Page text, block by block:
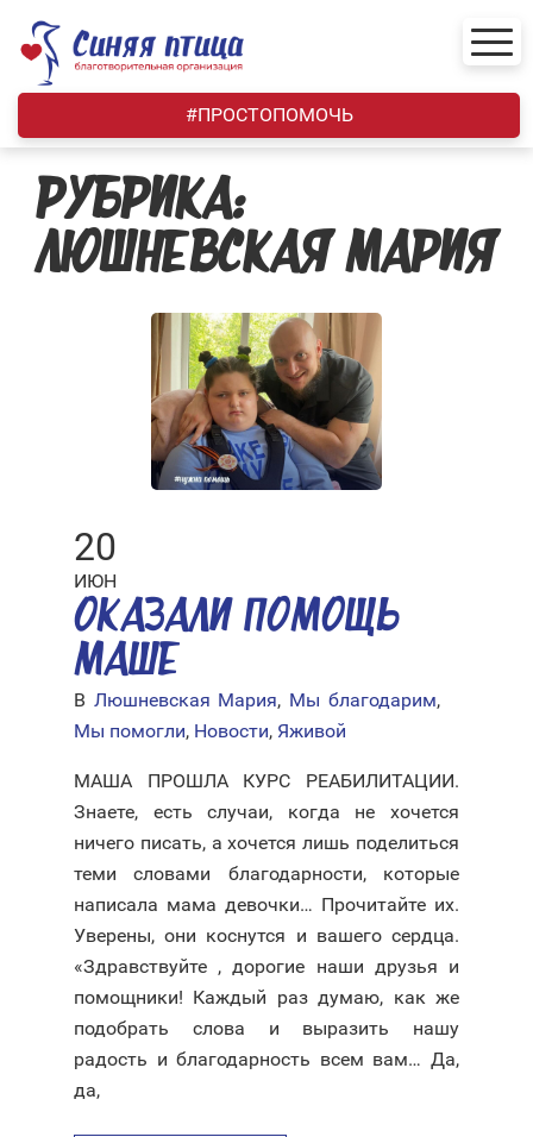
content
#ПРОСТОПОМОЧЬ
РУБРИКА:
ЛЮШНЕВСКАЯ МАРИЯ
20
ИЮН
ОКАЗАЛИ ПОМОЩЬ
МАШЕ
В Люшневская Мария, Мы благодарим,
Мы помогли, Новости, Яживой
МАША ПРОШЛА КУРС РЕАБИЛИТАЦИИ.
Знаете, есть случаи, когда не хочется
ничего писать, а хочется лишь поделиться
теми словами благодарности, которые
написала мама девочки… Прочитайте их.
Уверены, они коснутся и вашего сердца.
«Здравствуйте , дорогие наши друзья и
помощники! Каждый раз думаю, как же
подобрать слова и выразить нашу
радость и благодарность всем вам… Да,
да,